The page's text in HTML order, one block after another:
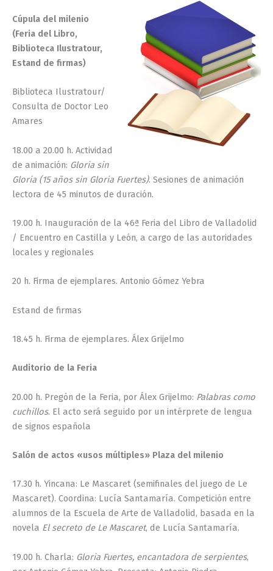
Cúpula del milenio
(Feria del Libro,
Biblioteca Ilustratour,
Estand de firmas)
Biblioteca Ilustratour/
Consulta de Doctor Leo
Amares
18.00 a 20.00 h. Actividad
de animación: Gloria sin
Gloria (15 años sin Gloria Fuertes). Sesiones de animación
lectora de 45 minutos de duración.
19.00 h. Inauguración de la 46ª Feria del Libro de Valladolid
/ Encuentro en Castilla y León, a cargo de las autoridades
locales y regionales
20 h. Firma de ejemplares. Antonio Gómez Yebra
Estand de firmas
18.45 h. Firma de ejemplares. Álex Grijelmo
Auditorio de la Feria
20.00 h. Pregón de la Feria, por Álex Grijelmo: Palabras como
cuchillos. El acto será seguido por un intérprete de lengua
de signos española
Salón de actos «usos múltiples» Plaza del milenio
17.30 h. Yincana: Le Mascaret (semifinales del juego de Le
Mascaret). Coordina: Lucía Santamaría. Competición entre
alumnos de la Escuela de Arte de Valladolid, basada en la
novela El secreto de Le Mascaret, de Lucía Santamaría.
19.00 h. Charla: Gloria Fuertes, encantadora de serpientes,